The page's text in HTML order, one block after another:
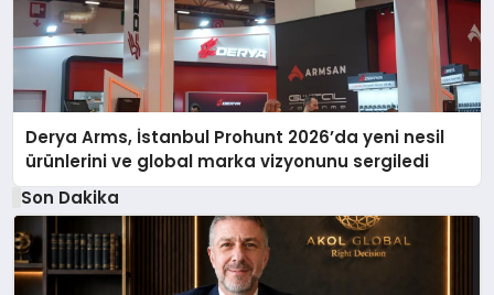
Derya Arms, İstanbul Prohunt 2026’da yeni nesil
ürünlerini ve global marka vizyonunu sergiledi
Son Dakika